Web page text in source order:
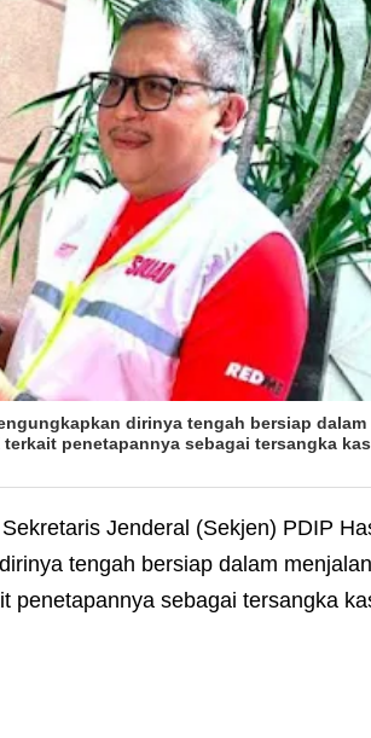
dirinya tengah bersiap dalam
penetapannya sebagai tersangka
Jenderal (Sekjen) PDIP
tengah bersiap dalam
penetapannya sebagai tersangka